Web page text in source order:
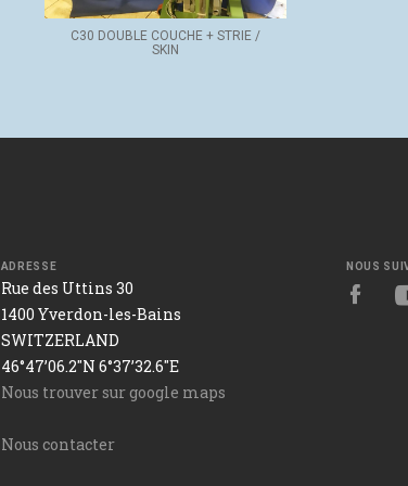
C30 DOUBLE COUCHE + STRIE /
SKIN
ADRESSE
Rue des Uttins 30
1400 Yverdon-les-Bains
SWITZERLAND
46°47’06.2"N 6°37’32.6"E
Nous trouver sur google maps
Nous contacter
NOUS